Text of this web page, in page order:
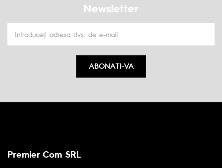
Newsletter
ABONATI-VA
Premier Com SRL